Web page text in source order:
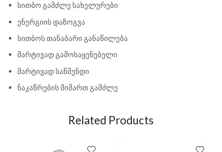
სითბო გამძლე სახელურები
ენერგიის დაზოგვა
სითბოს თანაბარი განაწილება
მარტივად გამოსაყენებელი
მარტივად საწმენდი
ნაკაწრების მიმართ გამძლე
Related Products